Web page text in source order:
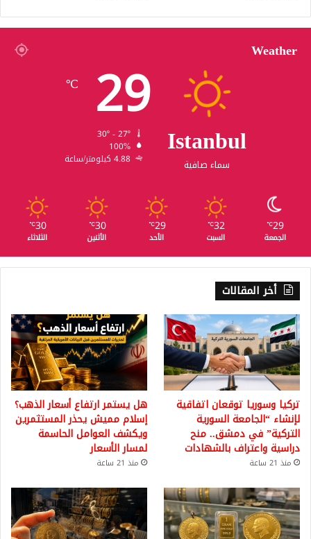
Weather
Istanbul
سماء صافية
29
℃
100%
4.88 كيلومتر/ساعة
29
℃
الجمعة
32
℃
السبت
29
℃
الأحد
30
℃
الأثنين
30
℃
الثلاثاء
أخر المقالات
تركيا وسوريا توقعان اتفاقية
لإنشاء “الجامعة السورية
التركية” في دمشق.. منح
دراسية واعتراف بالشهادات
منذ 21 ساعة
هل يستمر ارتفاع أسعار الذهب؟
إسلام مميش يحذر المستثمرين
ويكشف العوامل الحاسمة
لمسار الأسعار
منذ 21 ساعة